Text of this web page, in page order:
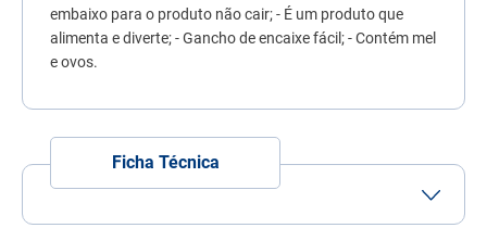
embaixo para o produto não cair; - É um produto que
alimenta e diverte; - Gancho de encaixe fácil; - Contém mel
e ovos.
Ficha Técnica
8º
sachê gato